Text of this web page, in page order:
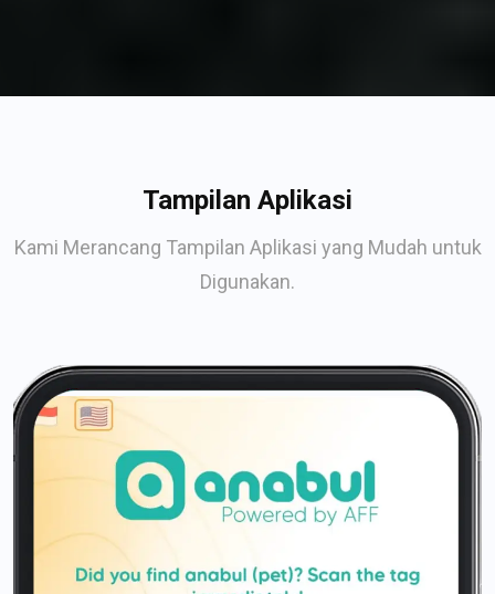
Tampilan Aplikasi
Kami Merancang Tampilan Aplikasi yang Mudah untuk
Digunakan.